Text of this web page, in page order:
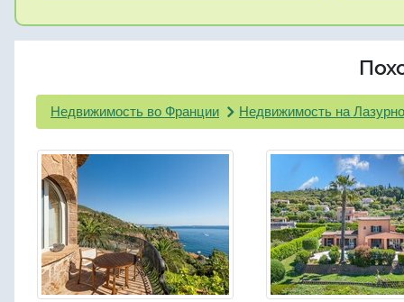
Недвижимость во Франции Недвижимость на